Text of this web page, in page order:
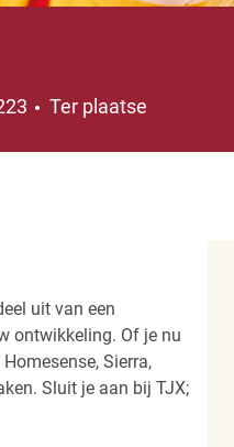
Ter plaatse
uit van een
ontwikkeling. Of je nu
Sierra,
Sluit je aan bij TJX;